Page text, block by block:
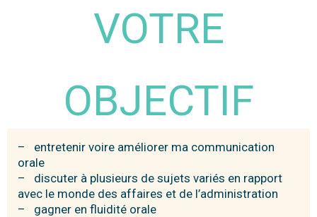
VOTRE
OBJECTIF
– entretenir voire améliorer ma communication
orale
– discuter à plusieurs de sujets variés en rapport
avec le monde des affaires et de l’administration
– gagner en fluidité orale